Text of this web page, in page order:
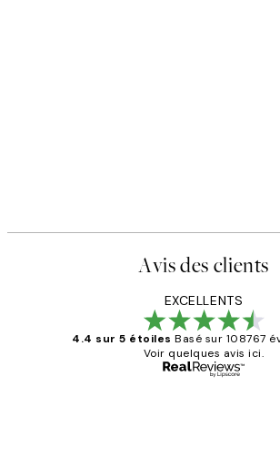
Avis des clients
EXCELLENTS
4.4 sur 5 étoiles Basé sur 108767
Voir quelques avis ici.